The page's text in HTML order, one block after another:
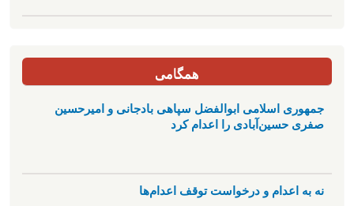
همگامی
جمهوری اسلامی ابوالفضل سپاهی بادجانی و امیرحسین
صفری حسین‌آبادی را اعدام کرد
نه به اعدام و درخواست توقف اعدام‌ها